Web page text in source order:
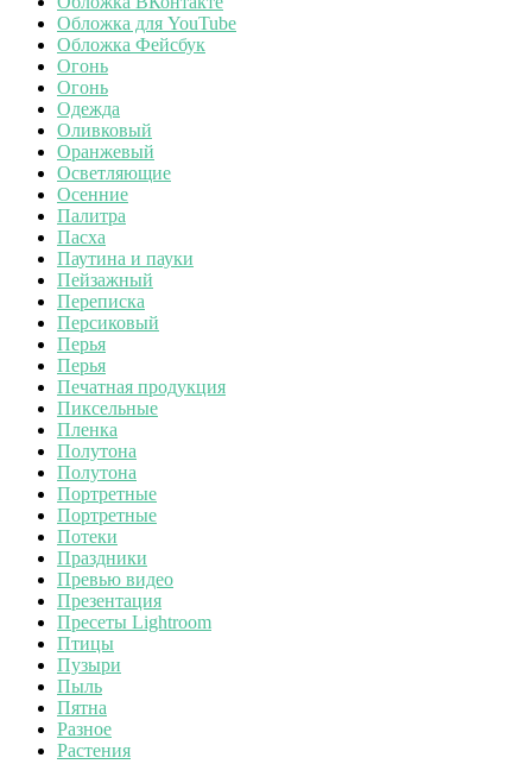
Обложка для YouTube
Обложка Фейсбук
Огонь
Огонь
Одежда
Оливковый
Оранжевый
Осветляющие
Осенние
Палитра
Пасха
Паутина и пауки
Пейзажный
Переписка
Персиковый
Перья
Перья
Печатная продукция
Пиксельные
Пленка
Полутона
Полутона
Портретные
Портретные
Потеки
Праздники
Превью видео
Презентация
Пресеты Lightroom
Птицы
Пузыри
Пыль
Пятна
Разное
Растения